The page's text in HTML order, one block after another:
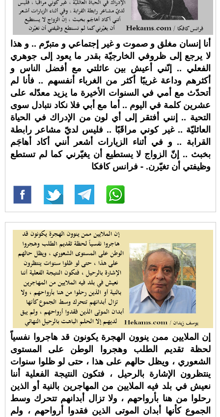
أنا إنسان مغلق و صموت و غير إجتماعي و متبرّم .. و هذا
لا يرجع إلى ظروفي الخارجيّة بقدر ما يعود إلى جوهري
الفعلي .. إنّني أعيش بين عائلتي مع أفضل الناس و
أكثرهم وداعة غريبًا أكثر من الغرباء أنفسهم .. فأنا لم
أتحدّث مع أمي في السنوات الأخيرة ما يزيد معدّله على
عشرين كلمة في اليوم .. أما مع أبي فلا نكاد نتبادل سوى
التحية .. إنني أفتقر إلى أي لون من الإدراك في الحياة
العائليّة .. غير كوني مراقَبًا .. فليس لديّ مشاعر رابطة
القرابة .. و في أثناء الزيارات أشعر أنني أكاد أهاجَم
بخبث .. إنّ الزواج لا يستطيع أن يغيّرني كما لم تستطع
وظيفتي أن تغيّرن. - فرانس كافكا
إن الملايين ممن ينوون الهجرة يكونون قد هاجروا نفسياً
لحظة تقديم الطلب وهجروا الوطن على المستوى
الشعوري ، ويظل حالهم على هذا ، حتى لو ظلوا سنوات
ينتظرون الإشارة بالرحيل ، فتكون النتيجة الفعلية أننا
نعيش في بلد فيه الملايين من المهاجرين بالنية أو الذين
رحلوا من هنا بأرواحهم ، ولا تزال أبدانهم تتحرك وسط
الجموع كأنها أبدان الموتى الذين فقدوا أرواحهم ، ولم